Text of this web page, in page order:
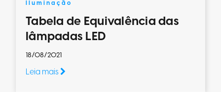
Iluminação
Tabela de Equivalência das
lâmpadas LED
18/08/2021
Leia mais